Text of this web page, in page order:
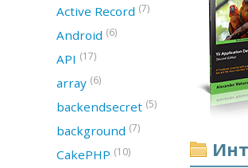
Active Record (7)
Android (6)
API (17)
array (6)
backendsecret (5)
background (7)
CakePHP (10)